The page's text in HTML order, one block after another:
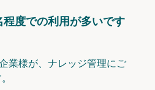
度での利用が多いです
業様が、ナレッジ管理にご